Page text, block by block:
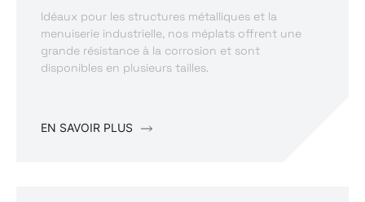
Idéaux pour les structures métalliques et la
menuiserie industrielle, nos méplats offrent une
grande résistance à la corrosion et sont
disponibles en plusieurs tailles.
EN SAVOIR PLUS